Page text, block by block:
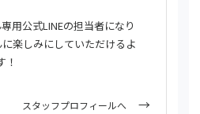
用公式LINEの担当者になり
楽しみにしていただけるよ
！
スタッフプロフィールへ